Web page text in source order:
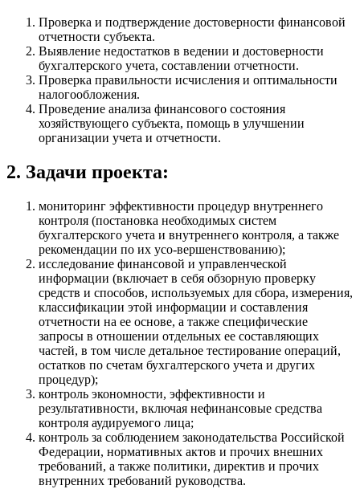
Проверка и подтверждение достоверности финансовой
отчетности субъекта.
Выявление недостатков в ведении и достоверности
бухгалтерского учета, составлении отчетности.
Проверка правильности исчисления и оптимальности
налогообложения.
Проведение анализа финансового состояния
хозяйствующего субъекта, помощь в улучшении
организации учета и отчетности.
2. Задачи проекта:
мониторинг эффективности процедур внутреннего
контроля (постановка необходимых систем
бухгалтерского учета и внутреннего контроля, а также
рекомендации по их усо-вершенствованию);
исследование финансовой и управленческой
информации (включает в себя обзорную проверку
средств и способов, используемых для сбора, измерения,
классификации этой информации и составления
отчетности на ее основе, а также специфические
запросы в отношении отдельных ее составляющих
частей, в том числе детальное тестирование операций,
остатков по счетам бухгалтерского учета и других
процедур);
контроль экономности, эффективности и
результативности, включая нефинансовые средства
контроля аудируемого лица;
контроль за соблюдением законодательства Российской
Федерации, нормативных актов и прочих внешних
требований, а также политики, директив и прочих
внутренних требований руководства.